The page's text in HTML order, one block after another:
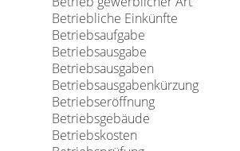
Betriebliche Einkünfte
Betriebsaufgabe
Betriebsausgabe
Betriebsausgaben
Betriebsausgabenkürzung
Betriebseröffnung
Betriebsgebäude
Betriebskosten